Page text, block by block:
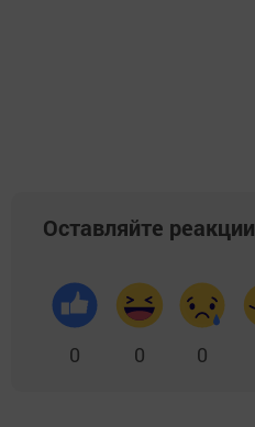
Оставляйте реакции
0 0 0